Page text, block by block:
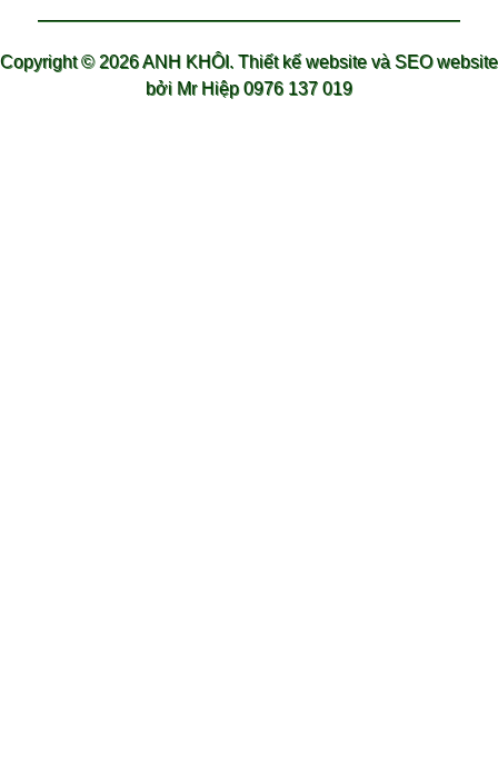
Copyright © 2026 ANH KHÔI. Thiết kế website và SEO website
bởi Mr Hiệp 0976 137 019